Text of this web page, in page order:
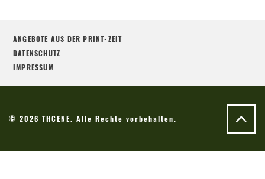
ANGEBOTE AUS DER PRINT-ZEIT
DATENSCHUTZ
IMPRESSUM
© 2026 THCENE. Alle Rechte vorbehalten.